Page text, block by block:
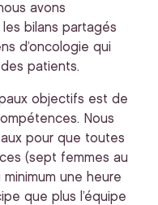
avons
bilans partagés
d’oncologie qui
patients.
objectifs est de
Nous
pour que toutes
(sept femmes au
une heure
que plus l’équipe